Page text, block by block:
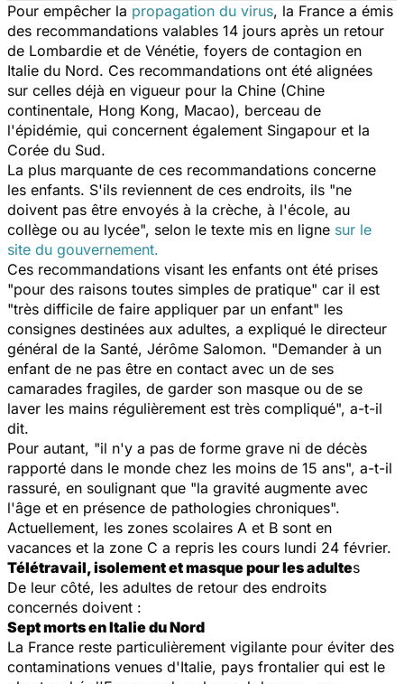
Pour empêcher la propagation du virus, la France a émis
des recommandations valables 14 jours après un retour
de Lombardie et de Vénétie, foyers de contagion en
Italie du Nord. Ces recommandations ont été alignées
sur celles déjà en vigueur pour la Chine (Chine
continentale, Hong Kong, Macao), berceau de
l'épidémie, qui concernent également Singapour et la
Corée du Sud.
La plus marquante de ces recommandations concerne
les enfants. S'ils reviennent de ces endroits, ils "ne
doivent pas être envoyés à la crèche, à l'école, au
collège ou au lycée", selon le texte mis en ligne sur le
site du gouvernement.
Ces recommandations visant les enfants ont été prises
"pour des raisons toutes simples de pratique" car il est
"très difficile de faire appliquer par un enfant" les
consignes destinées aux adultes, a expliqué le directeur
général de la Santé, Jérôme Salomon. "Demander à un
enfant de ne pas être en contact avec un de ses
camarades fragiles, de garder son masque ou de se
laver les mains régulièrement est très compliqué", a-t-il
dit.
Pour autant, "il n'y a pas de forme grave ni de décès
rapporté dans le monde chez les moins de 15 ans", a-t-il
rassuré, en soulignant que "la gravité augmente avec
l'âge et en présence de pathologies chroniques".
Actuellement, les zones scolaires A et B sont en
vacances et la zone C a repris les cours lundi 24 février.
Télétravail, isolement et masque pour les adultes
De leur côté, les adultes de retour des endroits
concernés doivent :
Sept morts en Italie du Nord
La France reste particulièrement vigilante pour éviter des
contaminations venues d'Italie, pays frontalier qui est le